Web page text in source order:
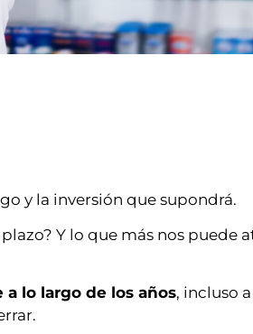
y la inversión que supondrá.
Y lo que más nos puede
lo largo de los años, incluso